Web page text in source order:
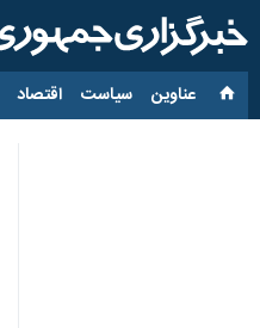
عناوین‌ سیاست اقتصاد